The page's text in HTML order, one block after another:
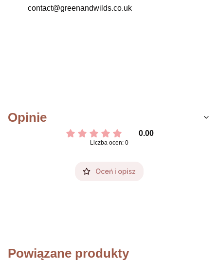
contact@greenandwilds.co.uk
Opinie
0.00
Liczba ocen: 0
Oceń i opisz
Powiązane produkty